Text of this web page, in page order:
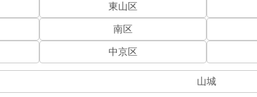
東山区
南区
中京区
山城